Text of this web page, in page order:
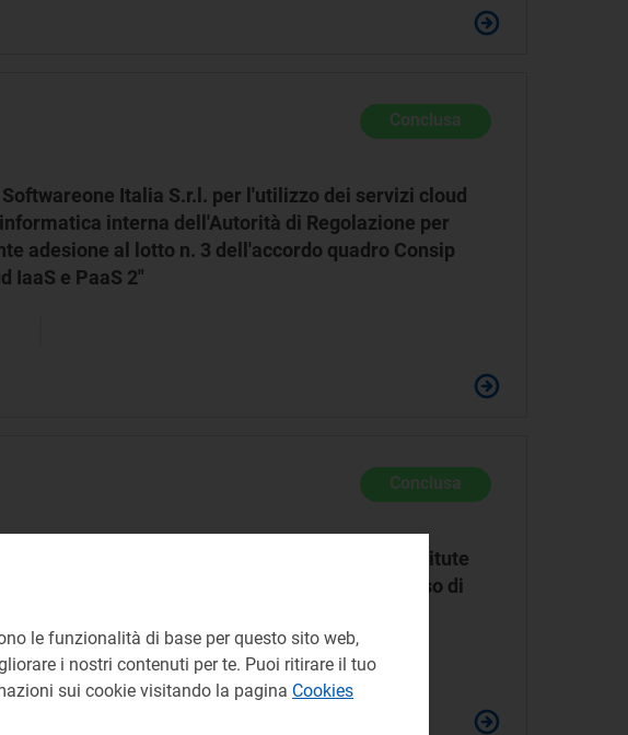
Conclusa
Italia S.r.l. per l'utilizzo dei servizi cloud
interna dell'Autorità di Regolazione per
adesione al lotto n. 3 dell'accordo quadro Consip
IaaS e PaaS 2"
Conclusa
School of Regulation - European University Institute
della Direzione DSME dell'Autorità ad un corso di
le funzionalità di base per questo sito web,
i nostri contenuti per te. Puoi ritirare il tuo
sui cookie visitando la pagina Cookies